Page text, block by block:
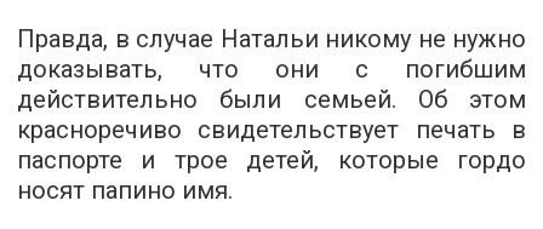
Правда, в случае Натальи никому не нужно
доказывать, что они с погибшим
действительно были семьей. Об этом
красноречиво свидетельствует печать в
паспорте и трое детей, которые гордо
носят папино имя.